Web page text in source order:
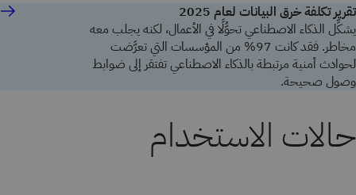
تقرير تكلفة خرق البيانات لعام 2025
يشكِّل الذكاء الاصطناعي تحوُّلًا في الأعمال، لكنه يجلب معه
مخاطر. فقد كانت 97% من المؤسسات التي تعرَّضت
لحوادث أمنية مرتبطة بالذكاء الاصطناعي تفتقر إلى ضوابط
وصول صحيحة.
حالات الاستخدام